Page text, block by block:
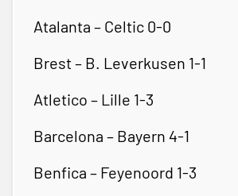
Atalanta – Celtic 0-0
Brest – B. Leverkusen 1-1
Atletico – Lille 1-3
Barcelona – Bayern 4-1
Benfica – Feyenoord 1-3